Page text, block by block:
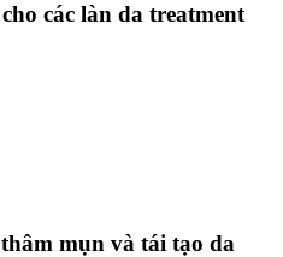
các làn da treatment
mụn và tái tạo da